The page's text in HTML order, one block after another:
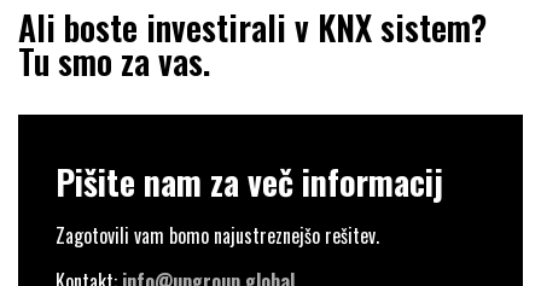
Ali boste investirali v KNX sistem?
Tu smo za vas.
Pišite nam za več informacij
Zagotovili vam bomo najustreznejšo rešitev.